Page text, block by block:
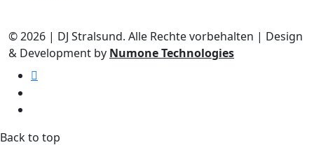
© 2026 | DJ Stralsund. Alle Rechte vorbehalten | Design
& Development by Numone Technologies
Back to top